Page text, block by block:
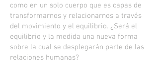
como en un solo cuerpo que es capas de
transformarnos y relacionarnos a través
del movimiento y el equilibrio. ¿Será el
equilibrio y la medida una nueva forma
sobre la cual se desplegarán parte de las
relaciones humanas?